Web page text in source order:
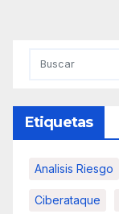
Etiquetas
Analisis Riesgo
Ciberataque